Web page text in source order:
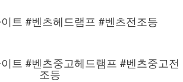
트 #벤츠헤드램프 #벤츠전조등
트 #벤츠중고헤드램프 #벤츠중고전
조등